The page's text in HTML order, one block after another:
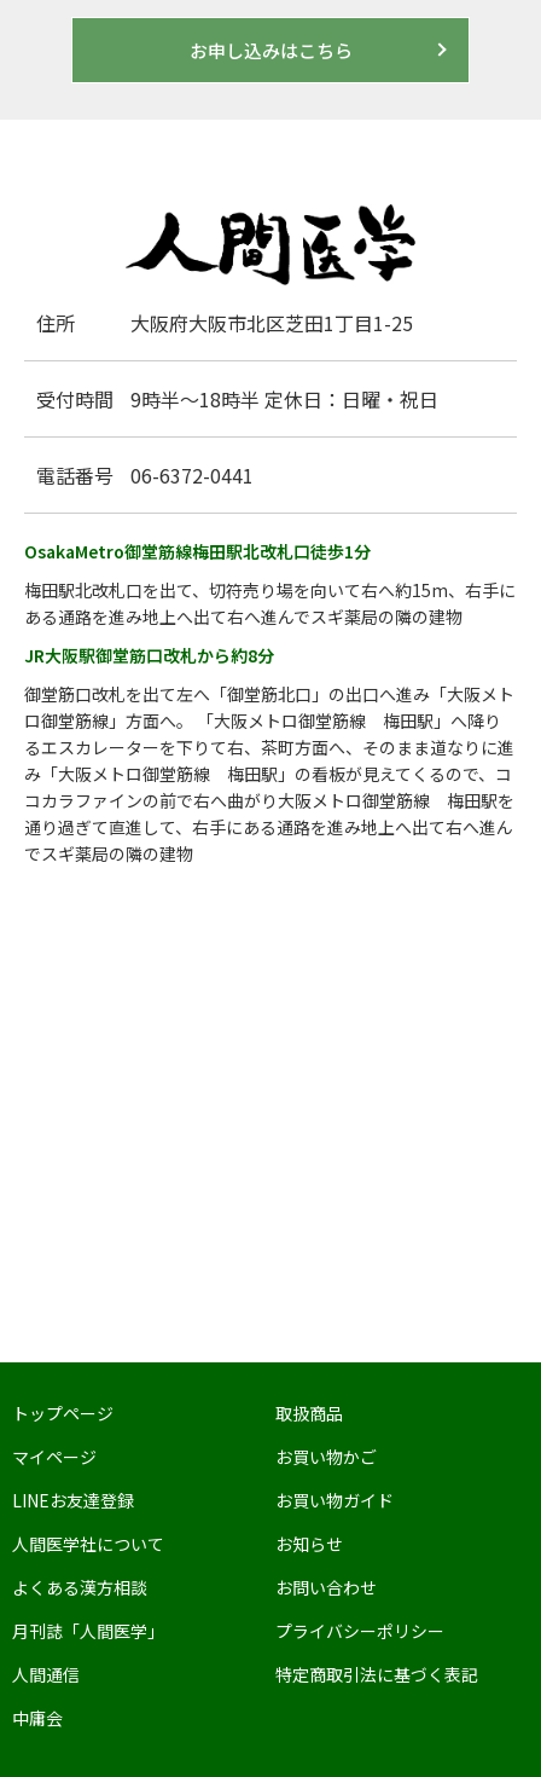
お申し込みはこちら
住所 大阪府大阪市北区芝田1丁目1-25
受付時間 9時半～18時半 定休日：日曜・祝日
電話番号 06-6372-0441
OsakaMetro御堂筋線梅田駅北改札口徒歩1分
梅田駅北改札口を出て、切符売り場を向いて右へ約15m、右手に
ある通路を進み地上へ出て右へ進んでスギ薬局の隣の建物
JR大阪駅御堂筋口改札から約8分
御堂筋口改札を出て左へ「御堂筋北口」の出口へ進み「大阪メト
ロ御堂筋線」方面へ。 「大阪メトロ御堂筋線 梅田駅」へ降り
るエスカレーターを下りて右、茶町方面へ、そのまま道なりに進
み「大阪メトロ御堂筋線 梅田駅」の看板が見えてくるので、コ
コカラファインの前で右へ曲がり大阪メトロ御堂筋線 梅田駅を
通り過ぎて直進して、右手にある通路を進み地上へ出て右へ進ん
でスギ薬局の隣の建物
トップページ
マイページ
LINEお友達登録
取扱商品
お買い物かご
お買い物ガイド
人間医学社について
よくある漢方相談
月刊誌「人間医学」
人間通信
中庸会
お知らせ
お問い合わせ
プライバシーポリシー
特定商取引法に基づく表記